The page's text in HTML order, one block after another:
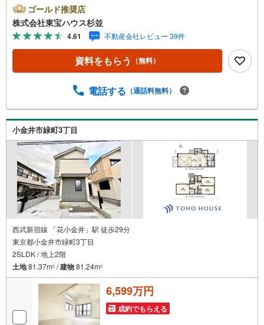
できる交通利便性が魅力です。最寄りの「前沢住宅」バス
停までは徒歩3分と非常に近く、通勤や通学の負担を軽減し
てくれます。緑の潤いと週末の楽しみが重なる、心地よい
住環境が広がっています。 建物は、高い安全性と品質を兼
ね備えたハイスペック仕様です。設計住宅性能評価および
建設住宅性能評価において等級を取得し、BELS（建築物省
対象物件ですので、末永く安心・快適にお住まいいただけ
ミュニケーションを第一に考えた間取り設計が光る邸宅で
す。LDKには「リビングイン階段」が配されており、外出
時や帰宅時に必ずご家族と顔を合わせられる、温かな住空
間を実現しています。さらに、テレワークや趣味の部屋な
ど、ライフスタイルに合わせて自由に活用できる「ストレ
ージルーム」が設けられている点も大変便利です。現在建
築中（未完成）です。
ゴールド推奨店
株式会社東宝ハウス杉並
4.61 不動産会社レビュー 39件
資料をもらう （無料）
電話する （通話料無料）
小金井市緑町3丁目
西武新宿線 「花小金井」駅 徒歩29分
東京都小金井市緑町3丁目
2SLDK / 地上2階
土地81.37m2 /建物81.24m2
6,599万円
成約でもらえる